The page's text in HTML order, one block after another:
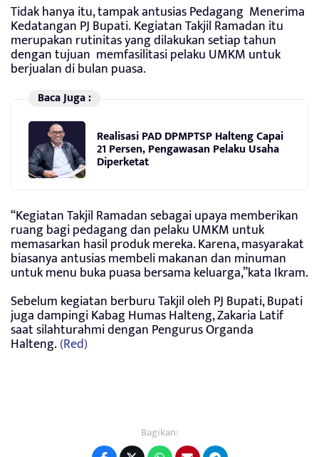
Tidak hanya itu, tampak antusias Pedagang Menerima
Kedatangan PJ Bupati. Kegiatan Takjil Ramadan itu
merupakan rutinitas yang dilakukan setiap tahun
dengan tujuan memfasilitasi pelaku UMKM untuk
berjualan di bulan puasa.
Baca Juga :
Realisasi PAD DPMPTSP Halteng Capai
21 Persen, Pengawasan Pelaku Usaha
Diperketat
“Kegiatan Takjil Ramadan sebagai upaya memberikan
ruang bagi pedagang dan pelaku UMKM untuk
memasarkan hasil produk mereka. Karena, masyarakat
biasanya antusias membeli makanan dan minuman
untuk menu buka puasa bersama keluarga,”kata Ikram.
Sebelum kegiatan berburu Takjil oleh PJ Bupati, Bupati
juga dampingi Kabag Humas Halteng, Zakaria Latif
saat silahturahmi dengan Pengurus Organda
Halteng.(Red)
Bagikan: